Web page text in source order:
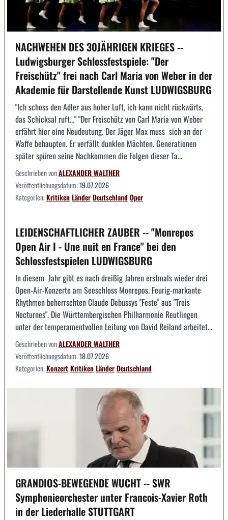
NACHWEHEN DES 30JÄHRIGEN KRIEGES --
Ludwigsburger Schlossfestspiele: "Der
Freischütz" frei nach Carl Maria von Weber in der
Akademie für Darstellende Kunst LUDWIGSBURG
"Ich schoss den Adler aus hoher Luft, ich kann nicht rückwärts,
das Schicksal ruft..." "Der Freischütz von Carl Maria von Weber
erfährt hier eine Neudeutung. Der Jäger Max muss sich an der
Waffe behaupten. Er verfällt dunklen Mächten. Generationen
später spüren seine Nachkommen die Folgen dieser Ta...
Geschrieben vonALEXANDER WALTHER
Veröffentlichungsdatum:19.07.2026
Kategorien:KritikenLänderDeutschlandOper
LEIDENSCHAFTLICHER ZAUBER -- "Monrepos
Open Air I - Une nuit en France" bei den
Schlossfestspielen LUDWIGSBURG
In diesem Jahr gibt es nach dreißig Jahren erstmals wieder drei
Open-Air-Konzerte am Seeschloss Monrepos. Feurig-markante
Rhythmen beherrschten Claude Debussys "Feste" aus "Trois
Nocturnes". Die Württembergischen Philharmonie Reutlingen
unter der temperamentvollen Leitung von David Reiland arbeitet...
Geschrieben vonALEXANDER WALTHER
Veröffentlichungsdatum:18.07.2026
Kategorien:KonzertKritikenLänderDeutschland
GRANDIOS-BEWEGENDE WUCHT -- SWR
Symphonieorchester unter Francois-Xavier Roth
in der Liederhalle STUTTGART